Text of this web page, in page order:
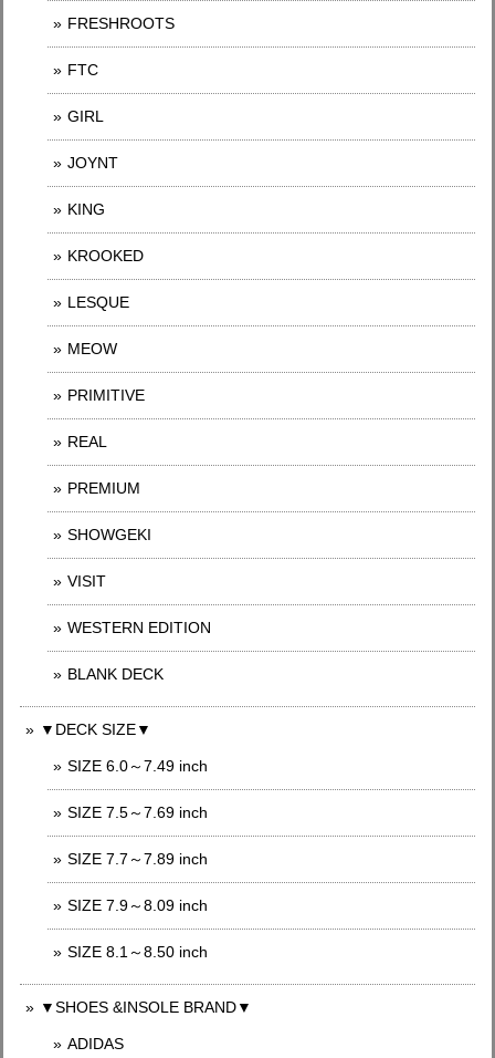
FRESHROOTS
FTC
GIRL
JOYNT
KING
KROOKED
LESQUE
MEOW
PRIMITIVE
REAL
PREMIUM
SHOWGEKI
VISIT
WESTERN EDITION
BLANK DECK
▼DECK SIZE▼
SIZE 6.0～7.49 inch
SIZE 7.5～7.69 inch
SIZE 7.7～7.89 inch
SIZE 7.9～8.09 inch
SIZE 8.1～8.50 inch
▼SHOES &INSOLE BRAND▼
ADIDAS